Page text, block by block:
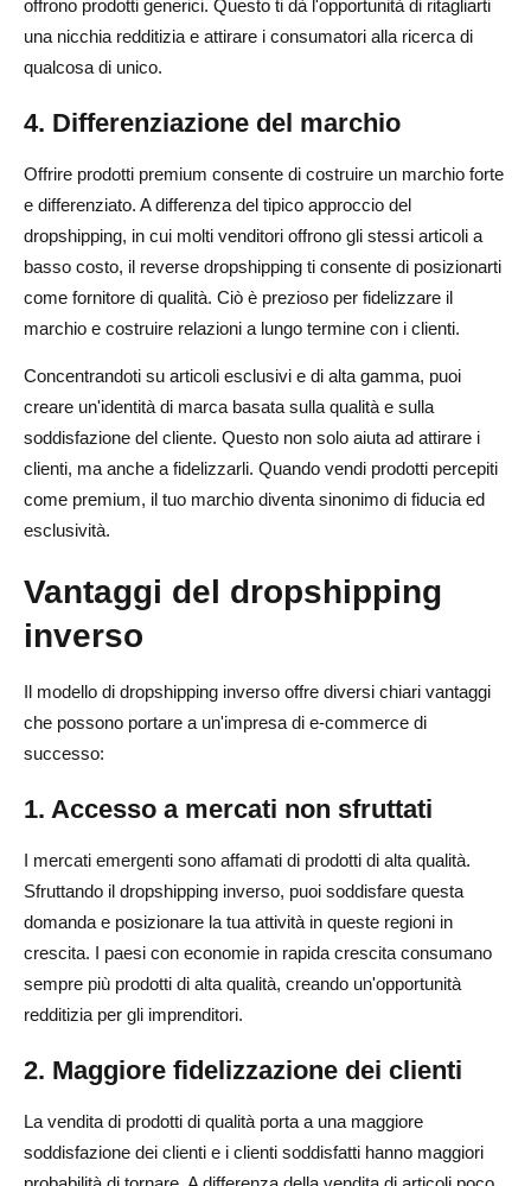
offrono prodotti generici. Questo ti dà l'opportunità di ritagliarti
una nicchia redditizia e attirare i consumatori alla ricerca di
qualcosa di unico.
4. Differenziazione del marchio
Offrire prodotti premium consente di costruire un marchio forte
e differenziato. A differenza del tipico approccio del
dropshipping, in cui molti venditori offrono gli stessi articoli a
basso costo, il reverse dropshipping ti consente di posizionarti
come fornitore di qualità. Ciò è prezioso per fidelizzare il
marchio e costruire relazioni a lungo termine con i clienti.
Concentrandoti su articoli esclusivi e di alta gamma, puoi
creare un'identità di marca basata sulla qualità e sulla
soddisfazione del cliente. Questo non solo aiuta ad attirare i
clienti, ma anche a fidelizzarli. Quando vendi prodotti percepiti
come premium, il tuo marchio diventa sinonimo di fiducia ed
esclusività.
Vantaggi del dropshipping
inverso
Il modello di dropshipping inverso offre diversi chiari vantaggi
che possono portare a un'impresa di e-commerce di
successo:
1. Accesso a mercati non sfruttati
I mercati emergenti sono affamati di prodotti di alta qualità.
Sfruttando il dropshipping inverso, puoi soddisfare questa
domanda e posizionare la tua attività in queste regioni in
crescita. I paesi con economie in rapida crescita consumano
sempre più prodotti di alta qualità, creando un'opportunità
redditizia per gli imprenditori.
2. Maggiore fidelizzazione dei clienti
La vendita di prodotti di qualità porta a una maggiore
soddisfazione dei clienti e i clienti soddisfatti hanno maggiori